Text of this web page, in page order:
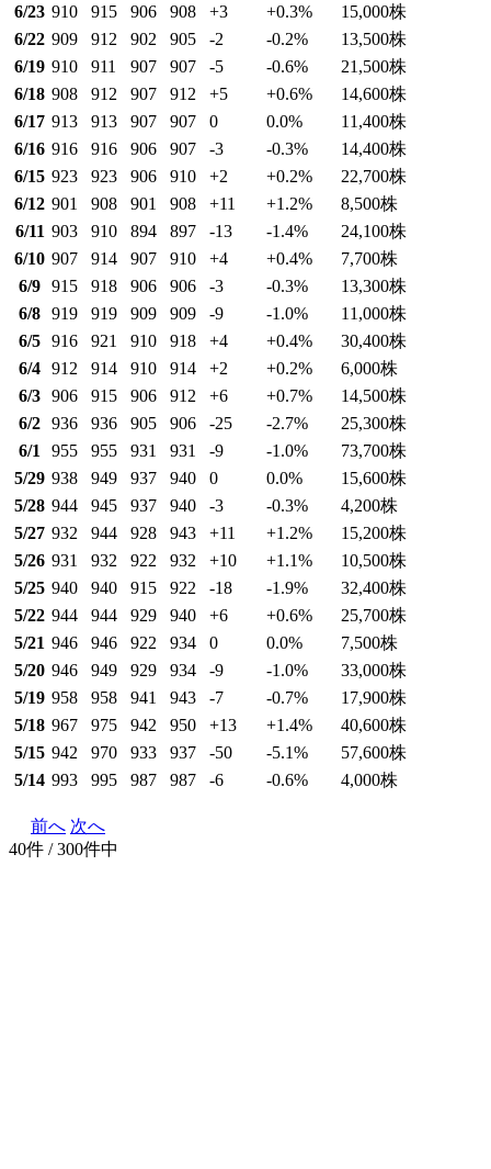
6/23 910 915 906 908 +3 +0.3% 15,000株
6/22 909 912 902 905 -2 -0.2% 13,500株
6/19 910 911 907 907 -5 -0.6% 21,500株
6/18 908 912 907 912 +5 +0.6% 14,600株
6/17 913 913 907 907 0 0.0% 11,400株
6/16 916 916 906 907 -3 -0.3% 14,400株
6/15 923 923 906 910 +2 +0.2% 22,700株
6/12 901 908 901 908 +11 +1.2% 8,500株
6/11 903 910 894 897 -13 -1.4% 24,100株
6/10 907 914 907 910 +4 +0.4% 7,700株
6/9 915 918 906 906 -3 -0.3% 13,300株
6/8 919 919 909 909 -9 -1.0% 11,000株
6/5 916 921 910 918 +4 +0.4% 30,400株
6/4 912 914 910 914 +2 +0.2% 6,000株
6/3 906 915 906 912 +6 +0.7% 14,500株
6/2 936 936 905 906 -25 -2.7% 25,300株
6/1
955 955 931 931 -9 -1.0% 73,700株
5/29 938 949 937 940 0 0.0% 15,600株
5/28 944 945 937 940 -3 -0.3% 4,200株
5/27 932 944 928 943 +11 +1.2% 15,200株
5/26 931 932 922 932 +10 +1.1% 10,500株
5/25 940 940 915 922 -18 -1.9% 32,400株
5/22 944 944 929 940 +6 +0.6% 25,700株
5/21 946 946 922 934 0 0.0% 7,500株
5/20 946 949 929 934 -9 -1.0% 33,000株
5/19 958 958 941 943 -7 -0.7% 17,900株
5/18 967 975 942 950 +13 +1.4% 40,600株
5/15 942 970 933 937 -50 -5.1% 57,600株
5/14 993 995 987 987 -6 -0.6% 4,000株
前へ 次へ
40件 / 300件中